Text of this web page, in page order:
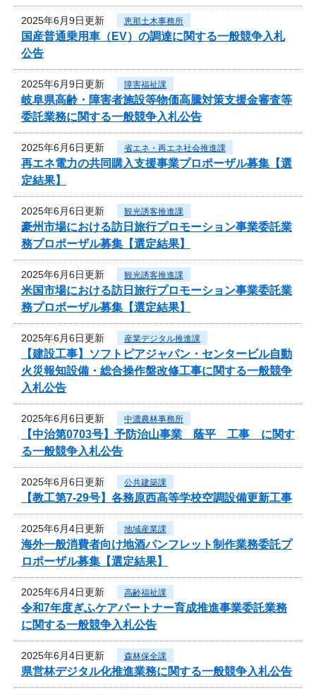
2025年6月9日更新 恵那土木事務所
国産普通乗用車（EV）の調達に関する一般競争入札
公告
2025年6月9日更新 障害福祉課
岐阜県高齢・障害者施設等物価高騰対策支援金審査等
委託業務に関する一般競争入札公告
2025年6月6日更新 省エネ・再エネ社会推進課
再エネ電力の共同購入支援事業プロポーザル募集【選
定結果】
2025年6月6日更新 観光誘客推進課
豪州市場における訪日旅行プロモーション事業委託業
務プロポーザル募集【選定結果】
2025年6月6日更新 観光誘客推進課
米国市場における訪日旅行プロモーション事業委託業
務プロポーザル募集【選定結果】
2025年6月6日更新 産業デジタル推進課
【建設工事】ソフトピアジャパン・センタービル自動
火災報知設備・総合操作盤改修工事に関する一般競争
入札公告
2025年6月6日更新 中濃農林事務所
【中治第0703号】予防治山事業 蔭平 工事 に関す
る一般競争入札公告
2025年6月6日更新 公共建築課
【教工第7-29号】各務原西高等学校空調設備更新工事
2025年6月4日更新 地域産業課
海外一般消費者向け地酒パンフレット制作業務委託プ
ロポーザル募集【選定結果】
2025年6月4日更新 高齢福祉課
令和7年度ぎふケアパートナー育成推進事業委託業務
に関する一般競争入札公告
2025年6月4日更新 森林保全課
県営林デジタル化推進業務に関する一般競争入札公告